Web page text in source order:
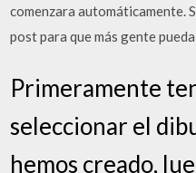
comenzara automáticamente.
post para que más gente
Primeramente
seleccionar el
hemos creado,